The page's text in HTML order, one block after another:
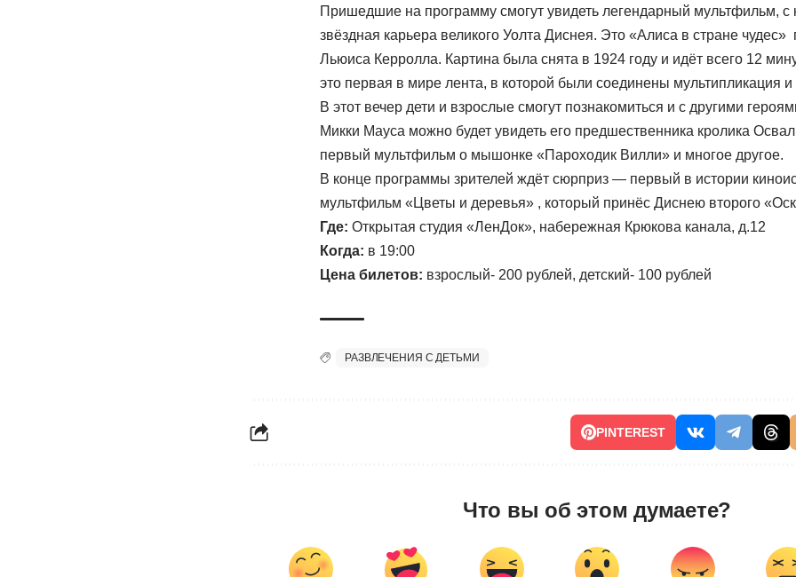
Пришедшие на программу смогут увидеть легендарный мультфильм, с
звёздная карьера великого Уолта Диснея. Это «Алиса в стране
Льюиса Керролла. Картина была снята в 1924 году и идёт всего 12
это первая в мире лента, в которой были соединены мультипликация
В этот вечер дети и взрослые смогут познакомиться и с другими
Микки Мауса можно будет увидеть его предшественника кролика
первый мультфильм о мышонке «Пароходик Вилли» и многое другое.
В конце программы зрителей ждёт сюрприз — первый в истории
мультфильм «Цветы и деревья» , который принёс Диснею второго
Где: Открытая студия «ЛенДок», набережная Крюкова канала, д.12
Когда: в 19:00
Цена билетов: взрослый- 200 рублей, детский- 100 рублей
РАЗВЛЕЧЕНИЯ С ДЕТЬМИ
PINTEREST
Что вы об этом думаете?